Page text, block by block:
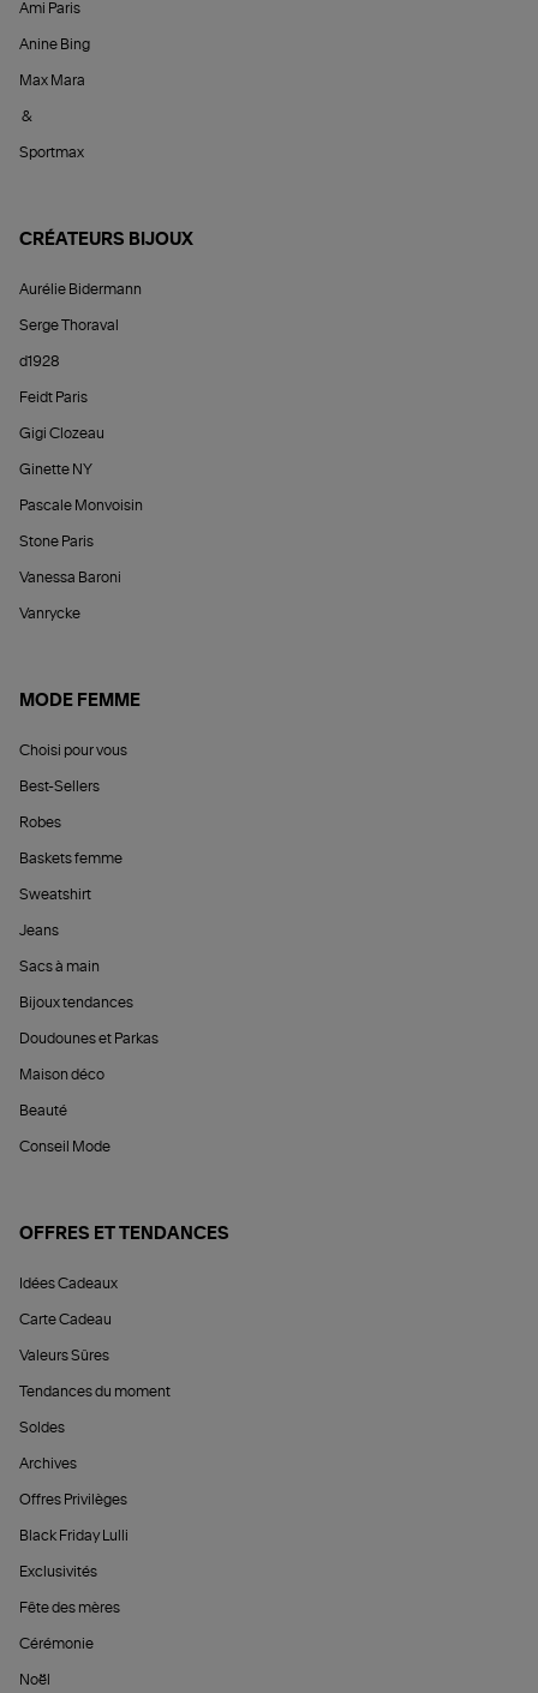
Ami Paris
Anine Bing
Max Mara
&
Sportmax
CRÉATEURS BIJOUX
Aurélie Bidermann
Serge Thoraval
d1928
Feidt Paris
Gigi Clozeau
Ginette NY
Pascale Monvoisin
Stone Paris
Vanessa Baroni
Vanrycke
MODE FEMME
Choisi pour vous
Best-Sellers
Robes
Baskets femme
Sweatshirt
Jeans
Sacs à main
Bijoux tendances
Doudounes et Parkas
Maison déco
Beauté
Conseil Mode
OFFRES ET TENDANCES
Idées Cadeaux
Carte Cadeau
Valeurs Sûres
Tendances du moment
Soldes
Archives
Offres Privilèges
Black Friday Lulli
Exclusivités
Fête des mères
Cérémonie
Noël